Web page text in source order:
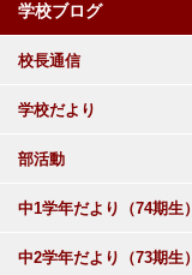
学校ブログ
校長通信
学校だより
部活動
中1学年だより（74期生）
中2学年だより（73期生）